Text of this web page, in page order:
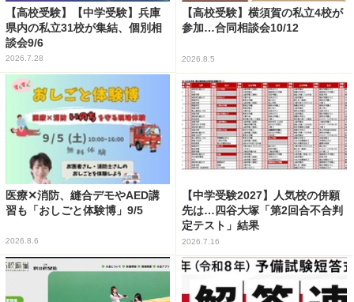
【高校受験】【中学受験】兵庫
県内の私立31校が集結、個別相
談会9/6
2026.7.28
【高校受験】横須賀の私立4校が
参加…合同相談会10/12
2026.8.5
医療✕消防、縫合デモやAED講
習も「おしごと体験博」9/5
2026.8.6
【中学受験2027】人気校の併願
先は…四谷大塚「第2回合不合判
定テスト」結果
2026.7.16